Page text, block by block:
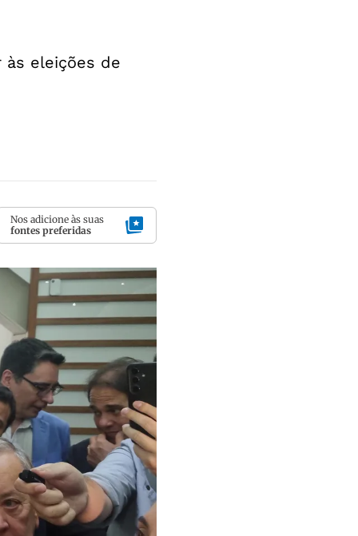
às eleições de
Nos adicione às suas
fontes preferidas